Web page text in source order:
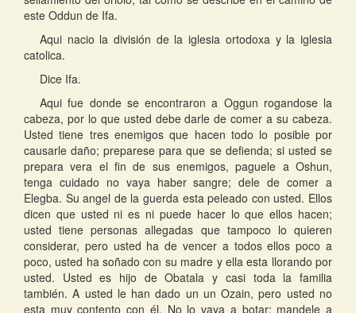
este Oddun de Ifa.
Aqui nacio la división de la iglesia ortodoxa y la iglesia
catolica.
Dice Ifa.
Aqui fue donde se encontraron a Oggun rogandose la
cabeza, por lo que usted debe darle de comer a su cabeza.
Usted tiene tres enemigos que hacen todo lo posible por
causarle daño; preparese para que se defienda; si usted se
prepara vera el fin de sus enemigos, paguele a Oshun,
tenga cuidado no vaya haber sangre; dele de comer a
Elegba. Su angel de la guerda esta peleado con usted. Ellos
dicen que usted ni es ni puede hacer lo que ellos hacen;
usted tiene personas allegadas que tampoco lo quieren
considerar, pero usted ha de vencer a todos ellos poco a
poco, usted ha soñado con su madre y ella esta llorando por
usted. Usted es hijo de Obatala y casi toda la familia
también. A usted le han dado un un Ozain, pero usted no
esta muy contento con él. No lo vaya a botar; mandele a